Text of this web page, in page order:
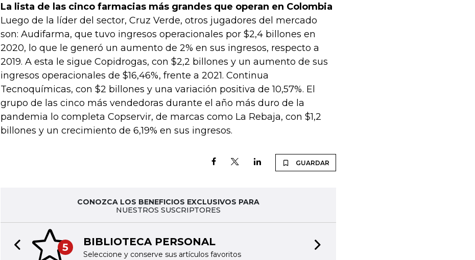
La lista de las cinco farmacias más grandes que operan en Colombia
Luego de la líder del sector, Cruz Verde, otros jugadores del mercado
son: Audifarma, que tuvo ingresos operacionales por $2,4 billones en
2020, lo que le generó un aumento de 2% en sus ingresos, respecto a
2019. A esta le sigue Copidrogas, con $2,2 billones y un aumento de sus
ingresos operacionales de $16,46%, frente a 2021. Continua
Tecnoquímicas, con $2 billones y una variación positiva de 10,57%. El
grupo de las cinco más vendedoras durante el año más duro de la
pandemia lo completa Copservir, de marcas como La Rebaja, con $1,2
billones y un crecimiento de 6,19% en sus ingresos.
GUARDAR
CONOZCA LOS BENEFICIOS EXCLUSIVOS PARA
NUESTROS SUSCRIPTORES
5 BIBLIOTECA PERSONAL
Seleccione y conserve sus artículos favoritos
Previous slide